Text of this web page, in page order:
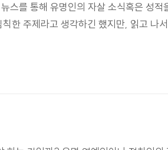
스를 통해 유명인의 자살 소식혹은 성적
한 주제라고 생각하긴 했지만, 읽고 나